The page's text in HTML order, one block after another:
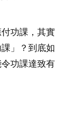
功課，其實
」？到底如
功課達致有